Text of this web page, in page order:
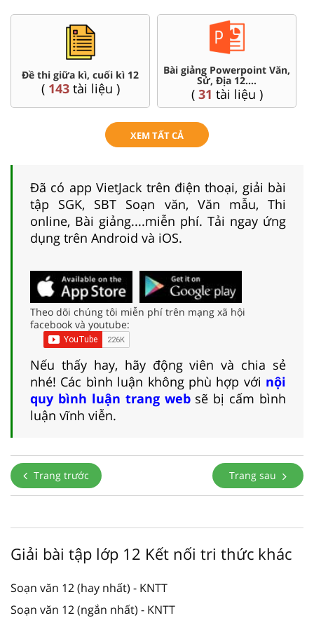
Đề thi giữa kì, cuối kì 12
(143tài liệu )
Bài giảng Powerpoint Văn,
Sử, Địa 12....
(31tài liệu )
XEM TẤT CẢ
Đã có app VietJack trên điện thoại, giải bài
tập SGK, SBT Soạn văn, Văn mẫu, Thi
online, Bài giảng....miễn phí. Tải ngay ứng
dụng trên Android và iOS.
Theo dõi chúng tôi miễn phí trên mạng xã hội
facebook và youtube:
Nếu thấy hay, hãy động viên và chia sẻ
nhé! Các bình luận không phù hợp với nội
quy bình luận trang websẽ bị cấm bình
luận vĩnh viễn.
Trang trước Trang sau
Giải bài tập lớp 12 Kết nối tri thức khác
Soạn văn 12 (hay nhất) - KNTT
Soạn văn 12 (ngắn nhất) - KNTT